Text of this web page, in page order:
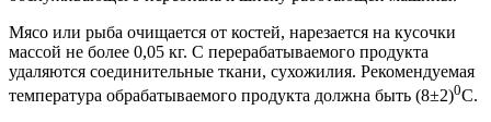
Мясо или рыба очищается от костей, нарезается на кусочки
массой не более 0,05 кг. С перерабатываемого продукта
удаляются соединительные ткани, сухожилия. Рекомендуемая
температура обрабатываемого продукта должна быть (8±2)0С.